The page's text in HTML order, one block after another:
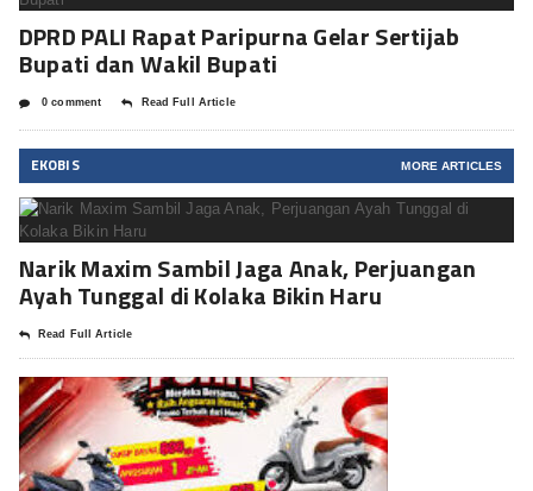
DPRD PALI Rapat Paripurna Gelar Sertijab
Bupati dan Wakil Bupati
0 comment Read Full Article
EKOBIS MORE ARTICLES
Narik Maxim Sambil Jaga Anak, Perjuangan
Ayah Tunggal di Kolaka Bikin Haru
Read Full Article